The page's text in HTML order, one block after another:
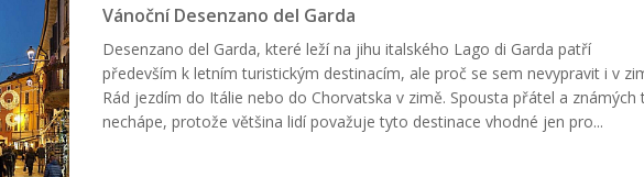
Vánoční Desenzano del Garda
Desenzano del Garda, které leží na jihu italského Lago di Garda patří
především k letním turistickým destinacím, ale proč se sem nevypravit i v
Rád jezdím do Itálie nebo do Chorvatska v zimě. Spousta přátel a známých
nechápe, protože většina lidí považuje tyto destinace vhodné jen pro...